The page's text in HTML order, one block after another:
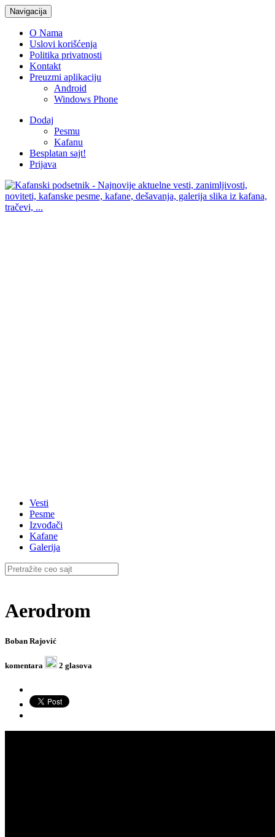
Navigacija
O Nama
Uslovi korišćenja
Politika privatnosti
Kontakt
Preuzmi aplikaciju
Android
Windows Phone
Dodaj
Pesmu
Kafanu
Besplatan sajt!
Prijava
Vesti
Pesme
Izvođači
Kafane
Galerija
Aerodrom
Boban Rajović
komentara 2 glasova